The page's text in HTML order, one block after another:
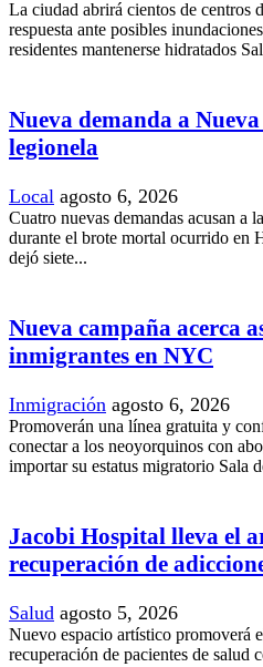
La ciudad abrirá cientos de centros
respuesta ante posibles
residentes mantenerse hidratados
Nueva demanda a
legionela
Local agosto 6, 2026
Cuatro nuevas demandas acusan a
durante el brote mortal ocurrido en
dejó siete...
Nueva campaña acerca
inmigrantes en NYC
Inmigración agosto 6, 2026
Promoverán una línea gratuita y
conectar a los neoyorquinos con
importar su estatus migratorio Sala
Jacobi Hospital lleva el
recuperación de
Salud agosto 5, 2026
Nuevo espacio artístico promoverá
recuperación de pacientes de salud